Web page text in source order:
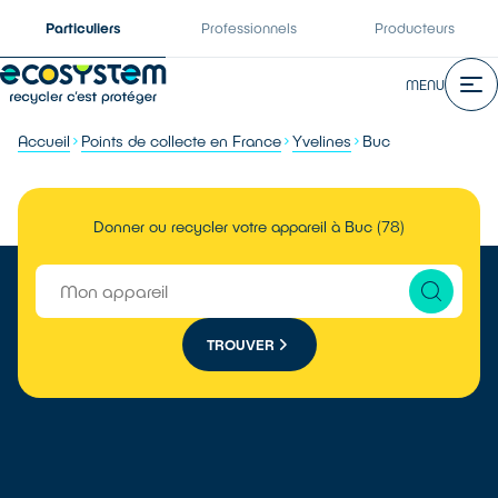
Particuliers Professionnels Producteurs
MENU
Accueil Points de collecte en France Yvelines Buc
Donner ou recycler votre appareil à Buc (78)
TROUVER